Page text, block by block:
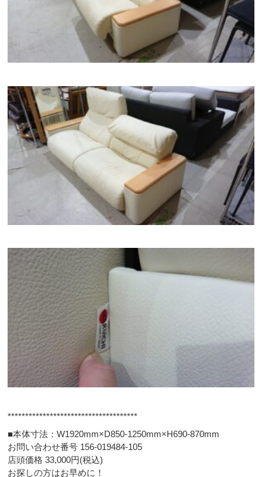
*************************************
■本体寸法：W1920mm×D850-1250mm×H690-870mm
お問い合わせ番号 156-019484-105
店頭価格 33,000円(税込)
お探しの方はお早めに！